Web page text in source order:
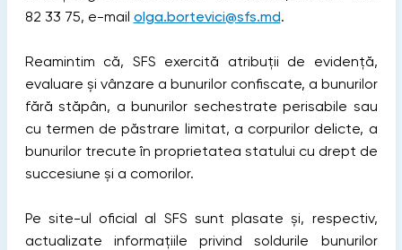
82 33 75, e-mail olga.bortevici@sfs.md.
Reamintim că, SFS exercită atribuții de evidență,
evaluare și vânzare a bunurilor confiscate, a bunurilor
fără stăpân, a bunurilor sechestrate perisabile sau
cu termen de păstrare limitat, a corpurilor delicte, a
bunurilor trecute în proprietatea statului cu drept de
succesiune și a comorilor.
Pe site-ul oficial al SFS sunt plasate şi, respectiv,
actualizate informaţiile privind soldurile bunurilor